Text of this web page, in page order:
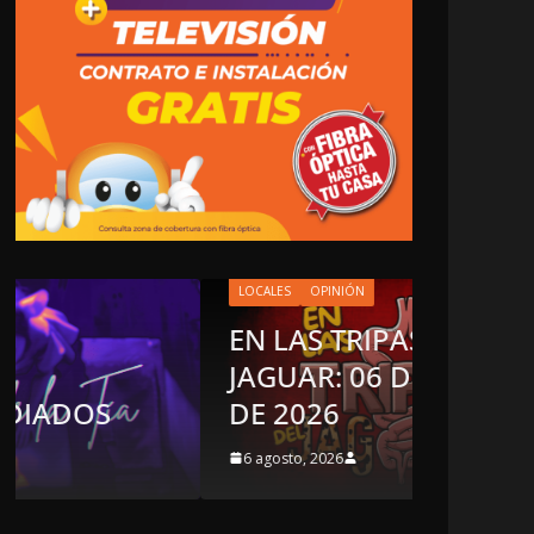
LOCALES
EN LAS TRIPAS DEL
JAGUAR: 06 DE AGOSTO
DE 2026